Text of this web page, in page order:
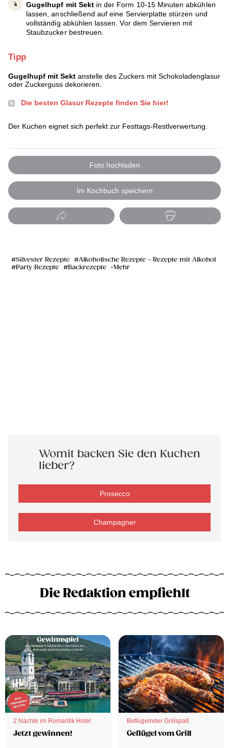
Gugelhupf mit Sektin der Form 10-15 Minuten abkühlen
lassen, anschließend auf eine Servierplatte stürzen und
vollständig abkühlen lassen. Vor dem Servieren mit
Staubzucker bestreuen.
Tipp
Gugelhupf mit Sekt anstelle des Zuckers mit Schokoladenglasur
oder Zuckerguss dekorieren.
Die besten Glasur Rezepte finden Sie hier!
Der Kuchen eignet sich perfekt zur Festtags-Restlverwertung.
Foto hochladen
Im Kochbuch speichern
Silvester Rezepte
Alkoholische Rezepte - Rezepte mit Alkohol
Party Rezepte
Backrezepte Mehr
Womit backen Sie den Kuchen
lieber?
Prosecco
Champagner
Die Redaktion empfiehlt
2 Nächte im Romantik Hotel
Jetzt gewinnen!
Beflügelnder Grillspaß
Geflügel vom Grill